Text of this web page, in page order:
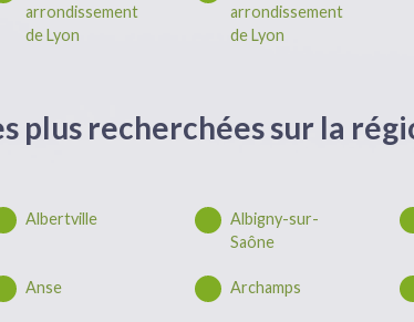
arrondissement
de Lyon
arrondissement
de Lyon
plus recherchées sur la
Albertville
Albigny-sur-
Saône
Anse Archamps